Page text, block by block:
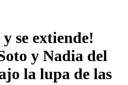
se extiende!
y Nadia del
la lupa de las